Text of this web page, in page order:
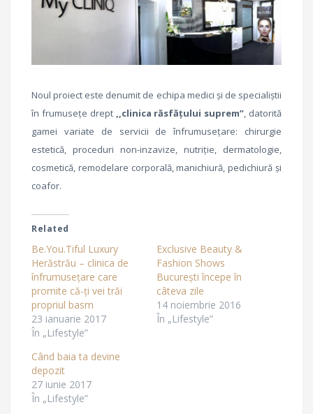
Noul proiect este denumit de echipa medici și de specialiștii
în frumusețe drept ,,clinica răsfățului suprem”, datorită
gamei variate de servicii de înfrumusețare: chirurgie
estetică, proceduri non-inzavize, nutriție, dermatologie,
cosmetică, remodelare corporală, manichiură, pedichiură și
coafor.
Related
Be.You.Tiful Luxury
Herăstrău – clinica de
înfrumusețare care
promite că-ți vei trăi
propriul basm
23 ianuarie 2017
În „Lifestyle”
Exclusive Beauty &
Fashion Shows
București începe în
câteva zile
14 noiembrie 2016
În „Lifestyle”
Când baia ta devine
depozit
27 iunie 2017
În „Lifestyle”